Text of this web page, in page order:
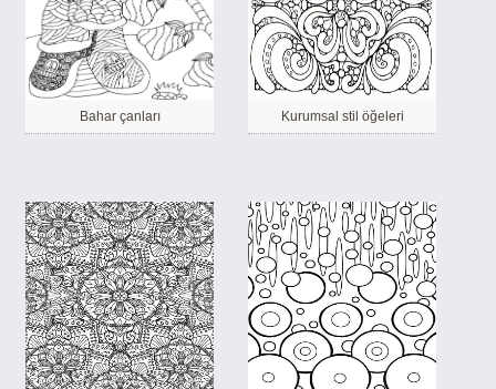
Bahar çanları Kurumsal stil öğeleri